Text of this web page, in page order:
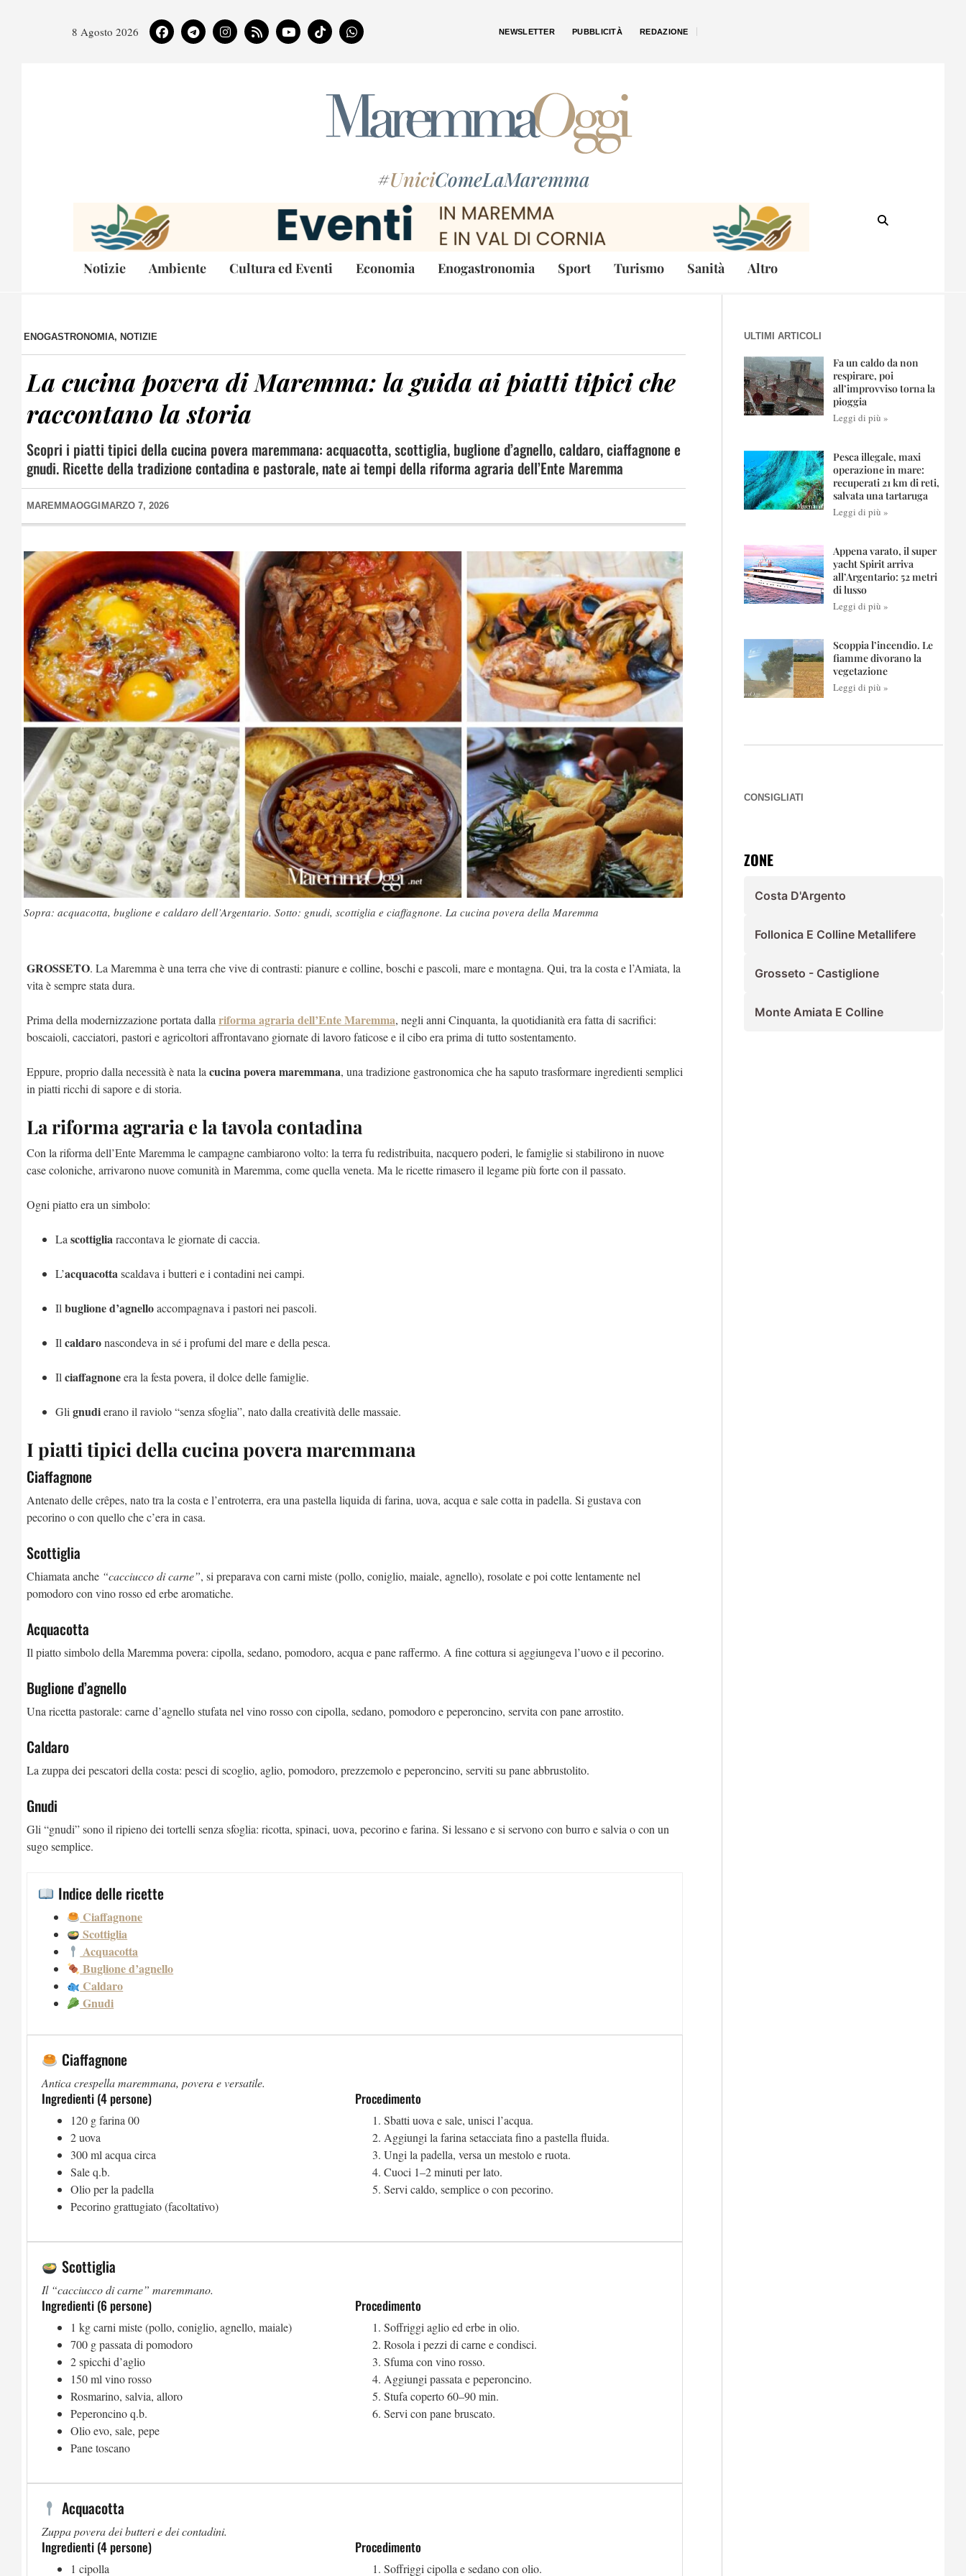
8 Agosto 2026 NEWSLETTER PUBBLICITÀ REDAZIONE
#UniciComeLaMaremma
Notizie Ambiente Cultura ed Eventi Economia Enogastronomia Sport Turismo Sanità Altro
ENOGASTRONOMIA, NOTIZIE
La cucina povera di Maremma: la guida ai piatti tipici che
raccontano la storia
Scopri i piatti tipici della cucina povera maremmana: acquacotta, scottiglia, buglione d’agnello, caldaro, ciaffagnone e
gnudi. Ricette della tradizione contadina e pastorale, nate ai tempi della riforma agraria dell’Ente Maremma
MAREMMAOGGI MARZO 7, 2026
Sopra: acquacotta, buglione e caldaro dell’Argentario. Sotto: gnudi, scottiglia e ciaffagnone. La cucina povera della Maremma
GROSSETO. La Maremma è una terra che vive di contrasti: pianure e colline, boschi e pascoli, mare e montagna. Qui, tra la costa e l’Amiata, la
vita è sempre stata dura.
Prima della modernizzazione portata dalla riforma agraria dell’Ente Maremma, negli anni Cinquanta, la quotidianità era fatta di sacrifici:
boscaioli, cacciatori, pastori e agricoltori affrontavano giornate di lavoro faticose e il cibo era prima di tutto sostentamento.
Eppure, proprio dalla necessità è nata la cucina povera maremmana, una tradizione gastronomica che ha saputo trasformare ingredienti semplici
in piatti ricchi di sapore e di storia.
La riforma agraria e la tavola contadina
Con la riforma dell’Ente Maremma le campagne cambiarono volto: la terra fu redistribuita, nacquero poderi, le famiglie si stabilirono in nuove
case coloniche, arrivarono nuove comunità in Maremma, come quella veneta. Ma le ricette rimasero il legame più forte con il passato.
Ogni piatto era un simbolo:
La scottigliaraccontava le giornate di caccia.
L’acquacottascaldava i butteri e i contadini nei campi.
Il buglione d’agnelloaccompagnava i pastori nei pascoli.
Il caldaronascondeva in sé i profumi del mare e della pesca.
Il ciaffagnoneera la festa povera, il dolce delle famiglie.
Gli gnudierano il raviolo “senza sfoglia”, nato dalla creatività delle massaie.
I piatti tipici della cucina povera maremmana
Ciaffagnone
Antenato delle crêpes, nato tra la costa e l’entroterra, era una pastella liquida di farina, uova, acqua e sale cotta in padella. Si gustava con
pecorino o con quello che c’era in casa.
Scottiglia
Chiamata anche “cacciucco di carne”, si preparava con carni miste (pollo, coniglio, maiale, agnello), rosolate e poi cotte lentamente nel
pomodoro con vino rosso ed erbe aromatiche.
Acquacotta
Il piatto simbolo della Maremma povera: cipolla, sedano, pomodoro, acqua e pane raffermo. A fine cottura si aggiungeva l’uovo e il pecorino.
Buglione d’agnello
Una ricetta pastorale: carne d’agnello stufata nel vino rosso con cipolla, sedano, pomodoro e peperoncino, servita con pane arrostito.
Caldaro
La zuppa dei pescatori della costa: pesci di scoglio, aglio, pomodoro, prezzemolo e peperoncino, serviti su pane abbrustolito.
Gnudi
Gli “gnudi” sono il ripieno dei tortelli senza sfoglia: ricotta, spinaci, uova, pecorino e farina. Si lessano e si servono con burro e salvia o con un
sugo semplice.
Indice delle ricette
Ciaffagnone
Scottiglia
Acquacotta
Buglione d’agnello
Caldaro
Gnudi
Ciaffagnone
Antica crespella maremmana, povera e versatile.
Ingredienti (4 persone)
120 g farina 00
2 uova
300 ml acqua circa
Sale q.b.
Olio per la padella
Pecorino grattugiato (facoltativo)
Procedimento
Sbatti uova e sale, unisci l’acqua.
Aggiungi la farina setacciata fino a pastella fluida.
Ungi la padella, versa un mestolo e ruota.
Cuoci 1–2 minuti per lato.
Servi caldo, semplice o con pecorino.
Scottiglia
Il “cacciucco di carne” maremmano.
Ingredienti (6 persone)
1 kg carni miste (pollo, coniglio, agnello, maiale)
700 g passata di pomodoro
2 spicchi d’aglio
150 ml vino rosso
Rosmarino, salvia, alloro
Peperoncino q.b.
Olio evo, sale, pepe
Pane toscano
Procedimento
Soffriggi aglio ed erbe in olio.
Rosola i pezzi di carne e condisci.
Sfuma con vino rosso.
Aggiungi passata e peperoncino.
Stufa coperto 60–90 min.
Servi con pane bruscato.
Acquacotta
Zuppa povera dei butteri e dei contadini.
Ingredienti (4 persone)
1 cipolla
Procedimento
Soffriggi cipolla e sedano con olio.
ULTIMI ARTICOLI
Fa un caldo da non
respirare, poi
all’improvviso torna la
pioggia
Leggi di più »
Pesca illegale, maxi
operazione in mare:
recuperati 21 km di reti,
salvata una tartaruga
Leggi di più »
Appena varato, il super
yacht Spirit arriva
all’Argentario: 52 metri
di lusso
Leggi di più »
Scoppia l’incendio. Le
fiamme divorano la
vegetazione
Leggi di più »
CONSIGLIATI
ZONE
Costa D'Argento
Follonica E Colline Metallifere
Grosseto - Castiglione
Monte Amiata E Colline